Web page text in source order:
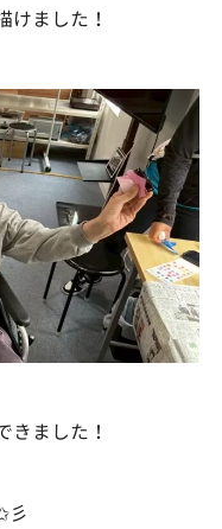
けました！
きました！
彡